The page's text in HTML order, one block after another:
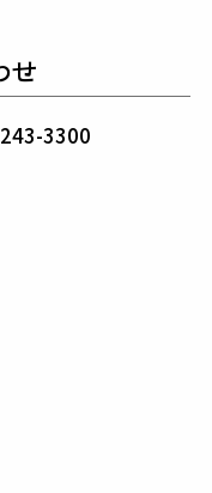
な物ではなくテー
ならではの立体パ
イン性と
に高揚感と優越感
(鶴+113G)は熱圧
せ
3300